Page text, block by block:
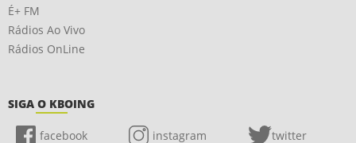
É+ FM
Rádios Ao Vivo
Rádios OnLine
SIGA O KBOING
facebook instagram twitter